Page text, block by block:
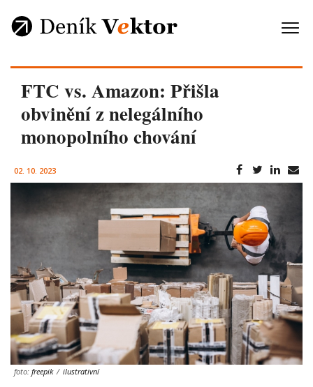
FTC vs. Amazon: Přišla
obvinění z nelegálního
monopolního chování
02. 10. 2023
foto: freepik / ilustrativní